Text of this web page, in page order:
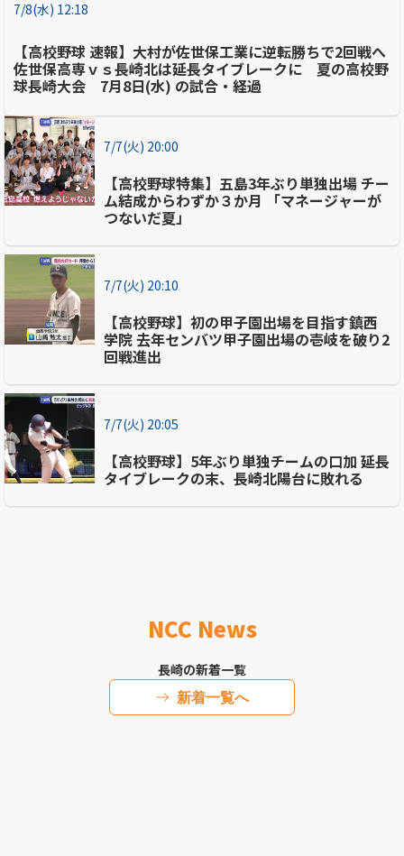
7/8(水) 12:18
【高校野球 速報】大村が佐世保工業に逆転勝ちで2回戦へ
佐世保高専ｖｓ長崎北は延長タイブレークに 夏の高校野
球長崎大会 7月8日(水) の試合・経過
7/7(火) 20:00
【高校野球特集】五島3年ぶり単独出場 チー
ム結成からわずか３か月 「マネージャーが
つないだ夏」
7/7(火) 20:10
【高校野球】初の甲子園出場を目指す鎮西
学院 去年センバツ甲子園出場の壱岐を破り2
回戦進出
7/7(火) 20:05
【高校野球】5年ぶり単独チームの口加 延長
タイブレークの末、長崎北陽台に敗れる
NCC News
長崎の新着一覧
新着一覧へ